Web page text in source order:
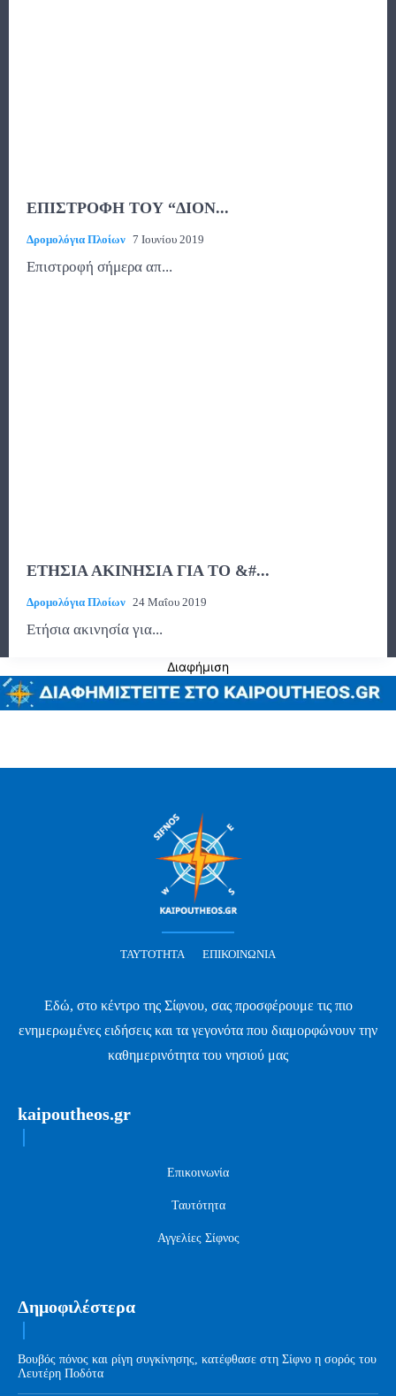
ΕΠΙΣΤΡΟΦΗ ΤΟΥ “ΔΙΟΝ...
Δρομολόγια Πλοίων 7 Ιουνίου 2019
Επιστροφή σήμερα απ...
ΕΤΗΣΙΑ ΑΚΙΝΗΣΙΑ ΓΙΑ ΤΟ &#...
Δρομολόγια Πλοίων 24 Μαΐου 2019
Ετήσια ακινησία για...
Διαφήμιση
ΤΑΥΤΌΤΗΤΑ ΕΠΙΚΟΙΝΩΝΊΑ
Εδώ, στο κέντρο της Σίφνου, σας προσφέρουμε τις πιο
ενημερωμένες ειδήσεις και τα γεγονότα που διαμορφώνουν την
καθημερινότητα του νησιού μας
kaipoutheos.gr
Επικοινωνία
Ταυτότητα
Αγγελίες Σίφνος
Δημοφιλέστερα
Βουβός πόνος και ρίγη συγκίνησης, κατέφθασε στη Σίφνο η σορός του
Λευτέρη Ποδότα